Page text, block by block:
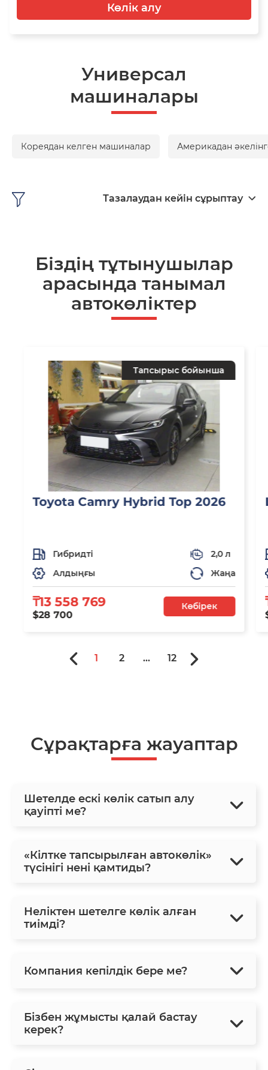
Көлік алу
Универсал
машиналары
Кореядан келген машиналар Америкадан
Тазалаудан кейін сұрыптау
Біздің тұтынушылар
арасында танымал
автокөліктер
Тапсырыс бойынша
Toyota Camry Hybrid Top 2026
Гибридті
2,0 л
Алдыңғы
Жаңа
₸13 558 769
$28 700
Көбірек
1 2 ... 12
Сұрақтарға жауаптар
Шетелде ескі көлік сатып алу
қауіпті ме?
«Кілтке тапсырылған автокөлік»
түсінігі нені қамтиды?
Неліктен шетелге көлік алған
тиімді?
Компания кепілдік бере ме?
Бізбен жұмысты қалай бастау
керек?